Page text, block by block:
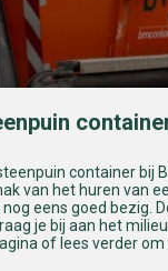
container bij
van het huren van
eens goed bezig.
je bij aan het
of lees verder